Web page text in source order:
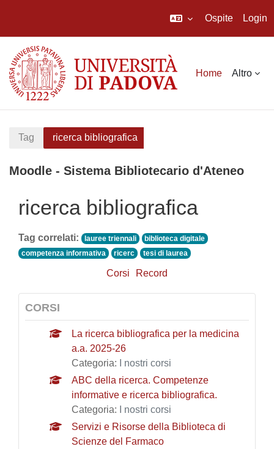
Ospite Login
Home Altro
Tag ricerca bibliografica
Moodle - Sistema Bibliotecario d'Ateneo
ricerca bibliografica
Tag correlati: lauree triennali
biblioteca digitale
competenza informativa
ricerc tesi di laurea
Corsi Record
CORSI
La ricerca bibliografica per la medicina
a.a. 2025-26
Categoria:
I nostri corsi
ABC della ricerca. Competenze
informative e ricerca bibliografica.
Categoria:
I nostri corsi
Servizi e Risorse della Biblioteca di
Scienze del Farmaco